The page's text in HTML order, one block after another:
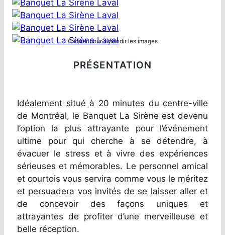
Cliquer pour agrandir les images
PRÉSENTATION
Idéalement situé à 20 minutes du centre-ville
de Montréal, le Banquet La Sirène est devenu
l’option la plus attrayante pour l’événement
ultime pour qui cherche à se détendre, à
évacuer le stress et à vivre des expériences
sérieuses et mémorables. Le personnel amical
et courtois vous servira comme vous le méritez
et persuadera vos invités de se laisser aller et
de concevoir des façons uniques et
attrayantes de profiter d’une merveilleuse et
belle réception.